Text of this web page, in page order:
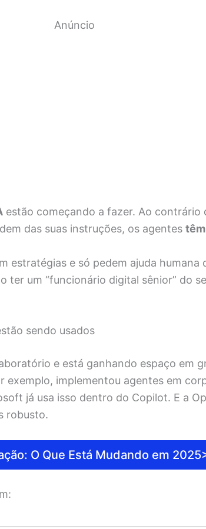
Anúncio
estão começando a fazer. Ao contrário
das suas instruções, os agentes
estratégias e só pedem ajuda humana
ter um “funcionário digital sênior” do
sendo usados
e está ganhando espaço em
exemplo, implementou agentes em
já usa isso dentro do Copilot. E a
robusto.
O Que Está Mudando em